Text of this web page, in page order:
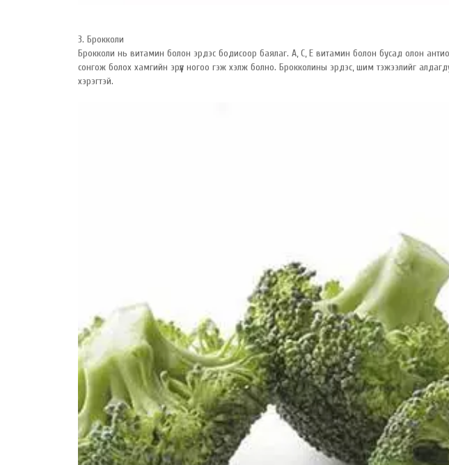
3. Брокколи
Брокколи нь витамин болон эрдэс бодисоор баялаг. А, С, Е витамин болон бусад олон
сонгож болох хамгийн эрүүл ногоо гэж хэлж болно. Брокколины эрдэс, шим тэжээлийг
хэрэгтэй.